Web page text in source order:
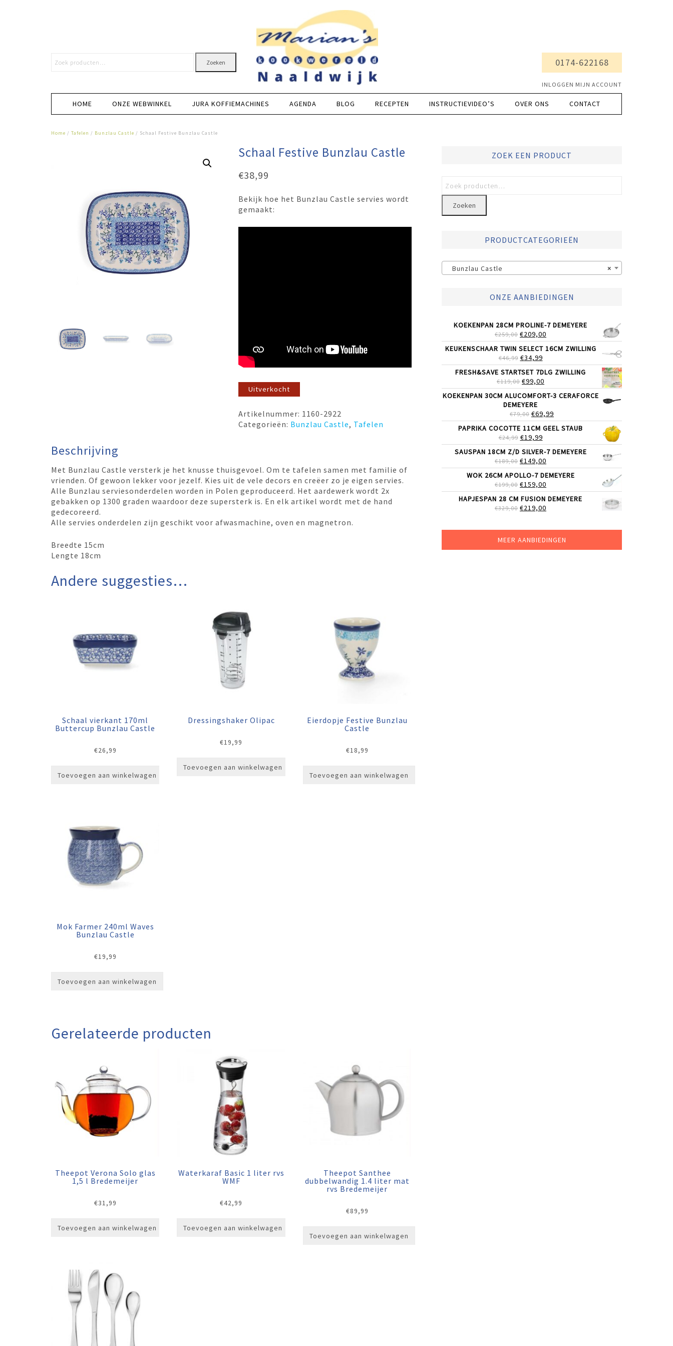
Zoeken 0174-622168
INLOGGEN MIJN ACCOUNT
HOME ONZE WEBWINKEL JURA KOFFIEMACHINES AGENDA BLOG RECEPTEN INSTRUCTIEVIDEO’S OVER ONS CONTACT
Home / Tafelen / Bunzlau Castle / Schaal Festive Bunzlau Castle
Schaal Festive Bunzlau Castle
€38,99
Bekijk hoe het Bunzlau Castle servies wordt
gemaakt:
Uitverkocht
Artikelnummer: 1160-2922
Categorieën: Bunzlau Castle, Tafelen
Beschrijving
Met Bunzlau Castle versterk je het knusse thuisgevoel. Om te tafelen samen met familie of
vrienden. Of gewoon lekker voor jezelf. Kies uit de vele decors en creëer zo je eigen servies.
Alle Bunzlau serviesonderdelen worden in Polen geproduceerd. Het aardewerk wordt 2x
gebakken op 1300 graden waardoor deze supersterk is. En elk artikel wordt met de hand
gedecoreerd.
Alle servies onderdelen zijn geschikt voor afwasmachine, oven en magnetron.
Breedte 15cm
Lengte 18cm
Andere suggesties…
Schaal vierkant 170ml
Buttercup Bunzlau Castle
€26,99
Toevoegen aan winkelwagen
Dressingshaker Olipac
€19,99
Toevoegen aan winkelwagen
Eierdopje Festive Bunzlau
Castle
€18,99
Toevoegen aan winkelwagen
Mok Farmer 240ml Waves
Bunzlau Castle
€19,99
Toevoegen aan winkelwagen
Gerelateerde producten
Theepot Verona Solo glas
1,5 l Bredemeijer
€31,99
Toevoegen aan winkelwagen
Waterkaraf Basic 1 liter rvs
WMF
€42,99
Toevoegen aan winkelwagen
Theepot Santhee
dubbelwandig 1.4 liter mat
rvs Bredemeijer
€89,99
Toevoegen aan winkelwagen
ZOEK EEN PRODUCT
Zoeken
PRODUCTCATEGORIEËN
×
Bunzlau Castle
ONZE AANBIEDINGEN
KOEKENPAN 28CM PROLINE-7 DEMEYERE
€259,00 OORSPRONKELIJKE
PRIJS
WAS:
€259,00.
€209,00
PRIJS
IS:
KEUKENSCHAAR TWIN SELECT 16CM ZWILLING
€46,99 OORSPRONKELIJKE
PRIJS
WAS:
€46,99.
€34,99HUIDIGE
PRIJS
IS:
€34,99.
FRESH&SAVE STARTSET 7DLG ZWILLING
€119,00 OORSPRONKELIJKE
PRIJS
WAS:
€119,00.
€99,00
PRIJS
IS:
KOEKENPAN 30CM ALUCOMFORT-3 CERAFORCE
DEMEYERE
€79,00 OORSPRONKELIJKE
PRIJS
WAS:
€79,00.
€69,99
PRIJS
IS:
PAPRIKA COCOTTE 11CM GEEL STAUB
€24,99 OORSPRONKELIJKE
PRIJS
WAS:
€24,99.
€19,99HUIDIGE
PRIJS
IS:
€19,99.
SAUSPAN 18CM Z/D SILVER-7 DEMEYERE
€189,00 OORSPRONKELIJKE
PRIJS
WAS:
€189,00.
€149,00
PRIJS
IS:
€149,00.
WOK 26CM APOLLO-7 DEMEYERE
€199,00 OORSPRONKELIJKE
PRIJS
WAS:
€199,00.
€159,00
PRIJS
IS:
€159,00.
HAPJESPAN 28 CM FUSION DEMEYERE
€329,00 OORSPRONKELIJKE
€219,00
MEER AANBIEDINGEN